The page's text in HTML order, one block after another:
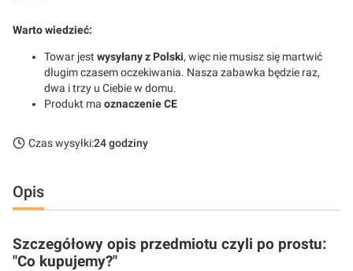
Warto wiedzieć:
Towar jest wysyłany z Polski, więc nie musisz się martwić
długim czasem oczekiwania. Nasza zabawka będzie raz,
dwa i trzy u Ciebie w domu.
Produkt ma oznaczenie CE
Czas wysyłki:24 godziny
Opis
Szczegółowy opis przedmiotu czyli po prostu:
"Co kupujemy?"